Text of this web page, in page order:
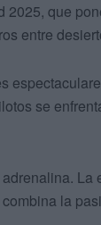
2025, que
entre
se
la